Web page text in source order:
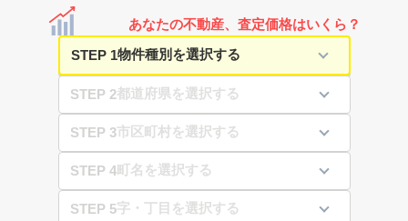
あなたの不動産、査定価格はいくら？
STEP 1
STEP 2
STEP 3
STEP 4
STEP 5